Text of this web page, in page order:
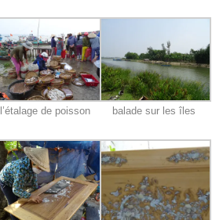
l’étalage de poisson balade sur les îles